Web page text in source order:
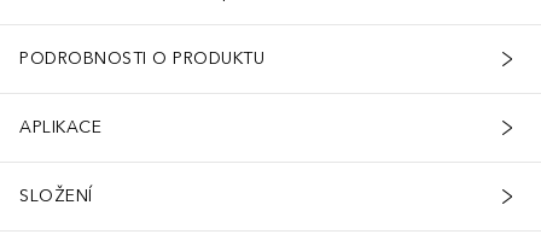
PODROBNOSTI O PRODUKTU
APLIKACE
SLOŽENÍ